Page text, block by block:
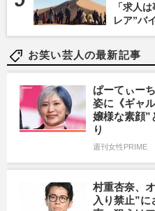
「求人
レア”バ
お笑い芸人の最新記事
ぱーてぃー
姿に《ギャ
嬢様な素顔”
り
週刊女性PRIME
村重杏奈、
入り禁止”